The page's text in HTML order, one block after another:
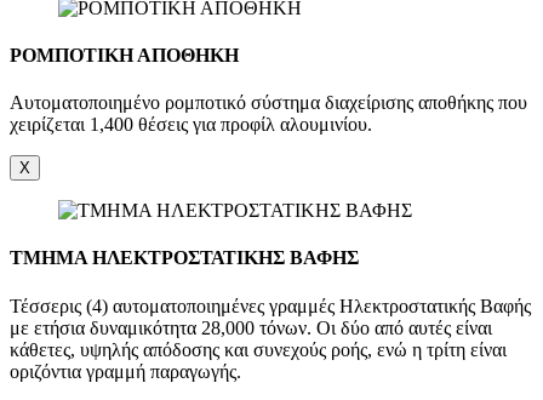
ΡΟΜΠΟΤΙΚΗ ΑΠΟΘΗΚΗ
Αυτοματοποιημένο ρομποτικό σύστημα διαχείρισης αποθήκης που
χειρίζεται 1,400 θέσεις για προφίλ αλουμινίου.
X
ΤΜΗΜΑ ΗΛΕΚΤΡΟΣΤΑΤΙΚΗΣ ΒΑΦΗΣ
Τέσσερις (4) αυτοματοποιημένες γραμμές Ηλεκτροστατικής Βαφής
με ετήσια δυναμικότητα 28,000 τόνων. Οι δύο από αυτές είναι
κάθετες, υψηλής απόδοσης και συνεχούς ροής, ενώ η τρίτη είναι
οριζόντια γραμμή παραγωγής.